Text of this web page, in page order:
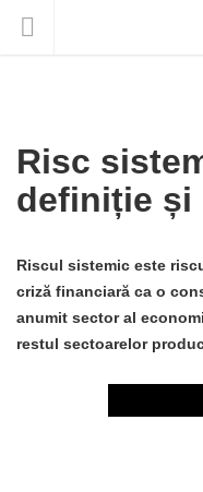
Risc
definiție și
Riscul sistemic este
criză financiară ca o
anumit sector al
restul sectoarelor